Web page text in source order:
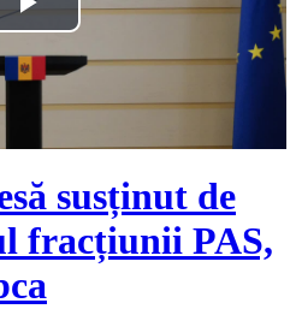
Play
Video
susținut de
fracțiunii PAS,